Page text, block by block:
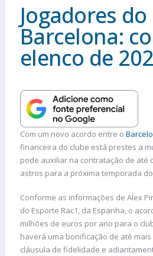
Jogadores do
Barcelona:
elenco de
Com um novo acordo entre o
financeira do clube está prestes a
pode auxiliar na contratação de até
astros para a próxima temporada
Conforme as informações de Alex
do Esporte Rac1, da Espanha, o
milhões de euros por ano para o
haverá uma bonificação de até
cláusula de fidelidade e